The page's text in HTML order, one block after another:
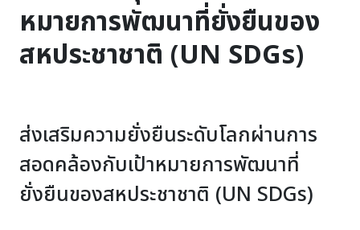
หมายการพัฒนาที่ยั่งยืนของ
สหประชาชาติ (UN SDGs)
ส่งเสริมความยั่งยืนระดับโลกผ่านการ
สอดคล้องกับเป้าหมายการพัฒนาที่
ยั่งยืนของสหประชาชาติ (UN SDGs)